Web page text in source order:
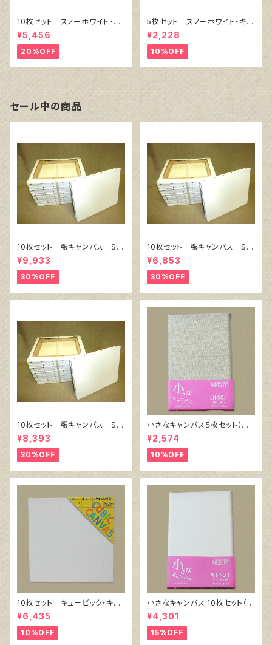
10枚セット スノーホワイト・キ
ャンバスボード F6 サイズ
410㎜x318㎜
¥5,456
20%OFF
5枚セット スノーホワイト・キャ
ンバスボード F4 サイズ 3
33㎜x242㎜
¥2,228
10%OFF
セール中の商品
10枚セット 張キャンバス Sn
owWhite SPC（綿・ポリエステ
ル）F8 455㎜×380㎜
¥9,933
30%OFF
10枚セット 張キャンバス Sn
owWhite SPC（綿・ポリエステ
ル）F4 333㎜×242㎜
¥6,853
30%OFF
10枚セット 張キャンバス Sn
owWhite SPC（綿・ポリエステ
ル）F6 410㎜×318㎜
¥8,393
30%OFF
小さなキャンバス５枚セット（麻
キャンバス裏面張り）
¥2,574
10%OFF
10枚セット キュービック・キャ
ンバス白（縦150㎜×横150㎜×
厚38㎜）
¥6,435
10%OFF
小さなキャンバス 10枚セット（ホ
ワイト塗りキャンバス張り）
¥4,301
15%OFF